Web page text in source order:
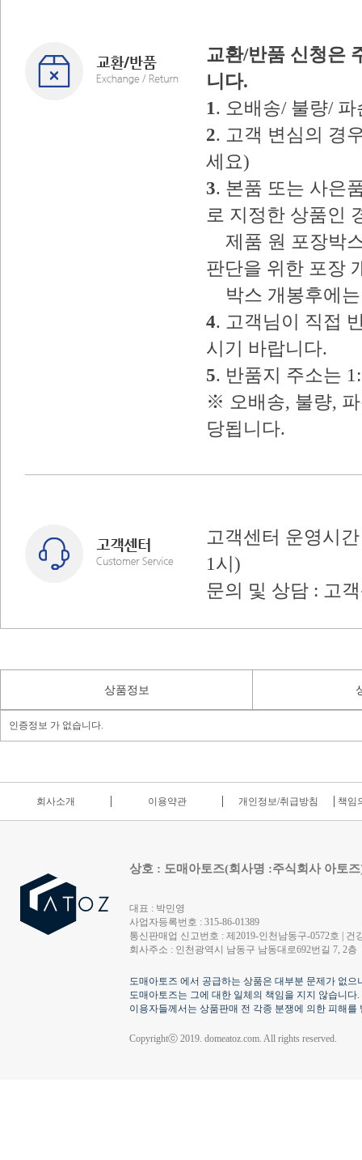
교환/반품 신청은
니다.
1. 오배송/ 불량/
2. 고객 변심의 경
세요)
3. 본품 또는 사은
로 지정한 상품인
제품 원 포장박
판단을 위한 포장
박스 개봉후에는
4. 고객님이 직접
시기 바랍니다.
5. 반품지 주소는
※ 오배송, 불량,
당됩니다.
고객센터 운영시
1시)
문의 및 상담 : 고
상품정보
인증정보 가 없습니다.
회사소개 이용약관 개인정보/취급방침 책임
상호 : 도매아토즈(회사명 :주식회사 아토
대표 : 박민영
사업자등록번호 : 315-86-01389
통신판매업 신고번호 : 제2019-인천남동구-0572호 | 건
회사주소 : 인천광역시 남동구 남동대로692번길 7, 2층
도매아토즈 에서 공급하는 상품은 대부분 문제가 없
도매아토즈는 그에 대한 일체의 책임을 지지 않습니다.
이용자들께서는 상품판매 전 각종 분쟁에 의한 피해
Copyrightⓒ 2019. domeatoz.com. All rights reserved.